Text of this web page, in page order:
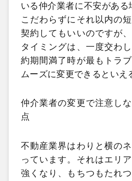
いる仲介業者に不安がある
こだわらずにそれ以内の
契約してもいいのですが
タイミングは、一度交わ
約期間満了時が最もトラ
ムーズに変更できるといえ
仲介業者の変更で注意し
点
不動産業界はわりと横の
っています。それはエリ
強くなり、もちつもたれ